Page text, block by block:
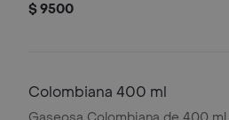
$ 9500
Colombiana 400 ml